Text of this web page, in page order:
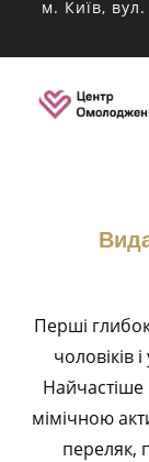
Перейтим. Київ,
Перші
чоловіків
Найчастіше
мімічною
переляк,